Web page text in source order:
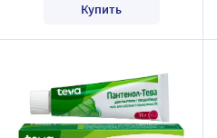
Купить